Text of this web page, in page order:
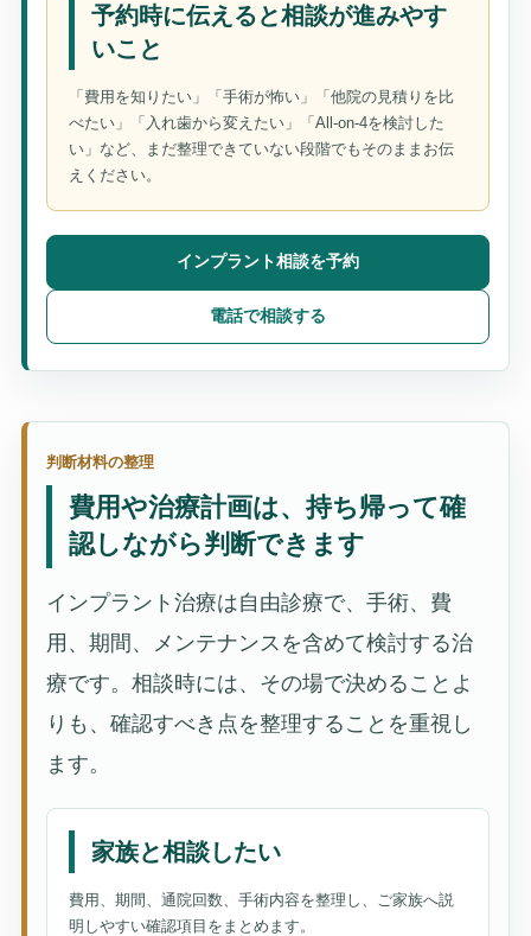
予約時に伝えると相談が進みやす
いこと
「費用を知りたい」「手術が怖い」「他院の見積りを比
べたい」「入れ歯から変えたい」「All-on-4を検討した
い」など、まだ整理できていない段階でもそのままお伝
えください。
インプラント相談を予約
電話で相談する
判断材料の整理
費用や治療計画は、持ち帰って確
認しながら判断できます
インプラント治療は自由診療で、手術、費
用、期間、メンテナンスを含めて検討する治
療です。相談時には、その場で決めることよ
りも、確認すべき点を整理することを重視し
ます。
家族と相談したい
費用、期間、通院回数、手術内容を整理し、ご家族へ説
明しやすい確認項目をまとめます。